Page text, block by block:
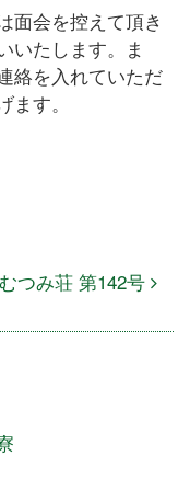
面会を控えて頂き
いたします。ま
絡を入れていただ
す。
つみ荘 第142号